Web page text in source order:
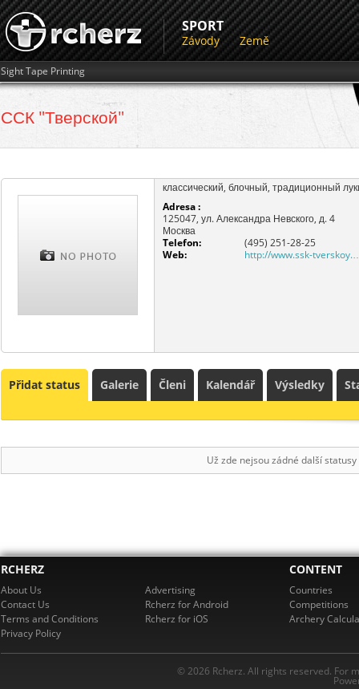
SPORT
Závody Země
Sight Tape Printing
ССК "Тверской"
классический, блочный, традиционный
Adresa :
125047, ул. Александра Невского, д. 4
Москва
Telefon:
(495) 251-28-25
Web:
http://www.ssk-
Přidat status Galerie Členi Kalendář Výsledky
Už zde nejsou zádné další statusy
RCHERZ
About Us
Contact Us
Terms and Conditions
Privacy Policy
Advertising
Rcherz for Android
Rcherz for iOS
CONTENT
Countries
Competitions
Archery
© 2026 Rcherz. All rights reserved. For